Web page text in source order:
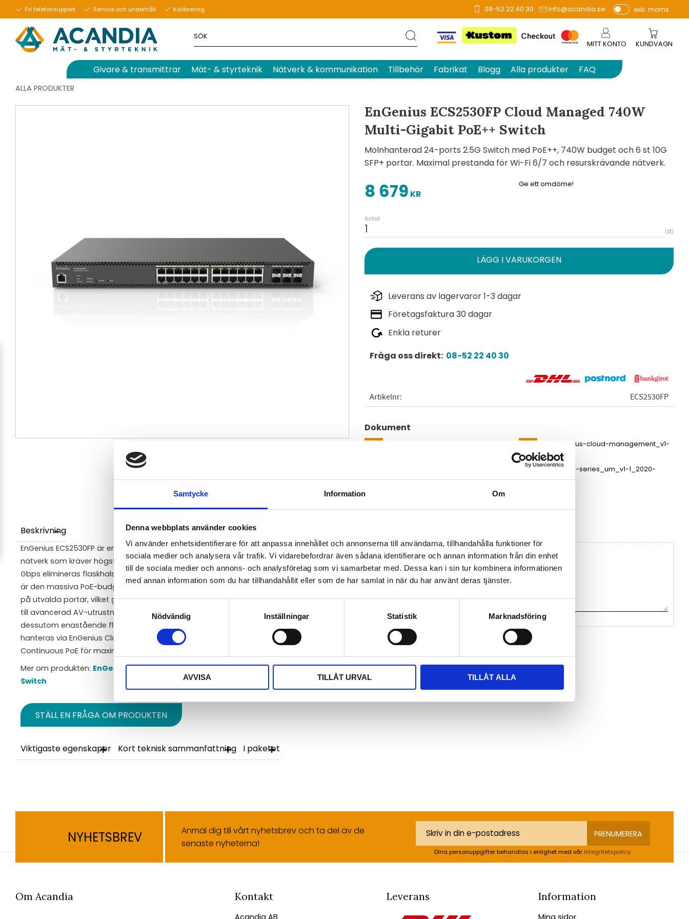
Samtycke Information Om
Denna webbplats använder cookies
Vi använder enhetsidentifierare för att anpassa innehållet och annonserna till användarna, tillhandahålla funktioner för
sociala medier och analysera vår trafik. Vi vidarebefordrar även sådana identifierare och annan information från din enhet
till de sociala medier och annons- och analysföretag som vi samarbetar med. Dessa kan i sin tur kombinera informationen
med annan information som du har tillhandahållit eller som de har samlat in när du har använt deras tjänster.
Samtyckesval
Nödvändig
Inställningar Statistik Marknadsföring
AVVISA TILLÅT URVAL TILLÅT ALLA
Fri telefonsupport Service och underhåll Kalibrering 08-52 22 40 30 info@acandia.se
P
e
r
vi
s
exkl. moms
MITT KONTO KUNDVAGN
Givare & transmittrar Mät- & styrteknik Nätverk & kommunikation Tillbehör Fabrikat Blogg Alla produkter FAQ
ALLA PRODUKTER
EnGenius ECS2530FP Cloud Managed 740W
Multi-Gigabit PoE++ Switch
Molnhanterad 24-ports 2.5G Switch med PoE++, 740W budget och 6 st 10G
SFP+ portar. Maximal prestanda för Wi-Fi 6/7 och resurskrävande nätverk.
8 679 KR
Antal
st
Leverans av lagervaror 1-3 dagar
Företagsfaktura 30 dagar
Enkla returer
Fråga oss direkt: 08-52 22 40 30
Artikelnr ECS2530FP
Dokument
ds_engenius-cloud-management_v1-
6.pdf
ecs-switch-series_um_v1-1_2020-
0903.pdf
Ge ett omdöme!
Beskrivning
EnGenius ECS2530FP är en extremt kraftfull Layer 2+ Multi-Gigabit-switch byggd för
nätverk som kräver högsta möjliga prestanda. Med 24 portar som alla stöder 2,5
Gbps elimineras flaskhalsar för Wi-Fi 6 och Wi-Fi 7-miljöer. Det som verkligen sticker ut
är den massiva PoE-budgeten på 740W och stödet för PoE++ (802.3bt) upp till 90W
på utvalda portar, vilket gör den redo att driva allt från tunga utomhusaccesspunkter
till avancerad AV-utrustning. Med hela sex stycken 10 Gbps SFP+-portar erbjuder den
dessutom enastående flexibilitet för upplänkar och nätverksredundans. Switchen
hanteras via EnGenius Cloud och inkluderar smarta funktioner som PD Lifeguard och
Continuous PoE för maximal driftsäkerhet.
Mer om produkten: EnGenius ECS2530FP Cloud Managed 740W Multi-Gigabit PoE++
Switch
STÄLL EN FRÅGA OM PRODUKTEN
Viktigaste egenskaper Kort teknisk sammanfattning I paketet
Baserat på 0 betyg.
Du
Bli den första att lämna ett omdöme.
NYHETSBREV
Anmäl dig till vårt nyhetsbrev och ta del av de
senaste nyheterna!
PRENUMERERA
Dina personuppgifter behandlas i enlighet med vår integritetspolicy.
Om Acandia Kontakt Leverans Information